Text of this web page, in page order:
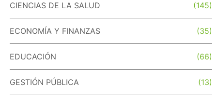
CIENCIAS DE LA SALUD (145)
ECONOMÍA Y FINANZAS (35)
EDUCACIÓN (66)
GESTIÓN PÚBLICA (13)